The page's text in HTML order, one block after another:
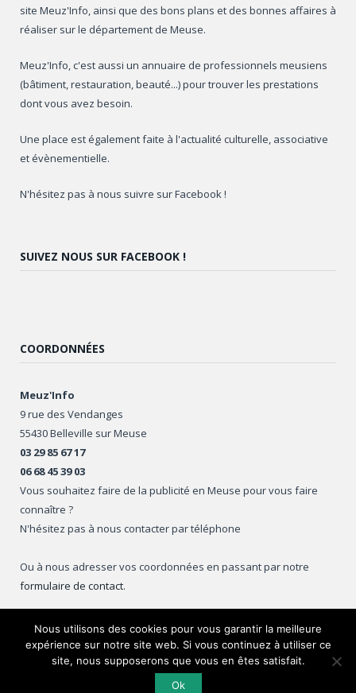
site Meuz'Info, ainsi que des bons plans et des bonnes affaires à
réaliser sur le département de Meuse.
Meuz'Info, c'est aussi un annuaire de professionnels meusiens
(bâtiment, restauration, beauté...) pour trouver les prestations
dont vous avez besoin.
Une place est également faite à l'actualité culturelle, associative
et évènementielle.
N'hésitez pas à nous suivre sur Facebook !
SUIVEZ NOUS SUR FACEBOOK !
COORDONNÉES
Meuz'Info
9 rue des Vendanges
55430 Belleville sur Meuse
03 29 85 67 17
06 68 45 39 03
Vous souhaitez faire de la publicité en Meuse pour vous faire
connaître ?
N'hésitez pas à nous contacter par téléphone
Ou à nous adresser vos coordonnées en passant par notre
formulaire de contact.
Copyright © 2016 Meuz'Info.
Ajouter un événement
Nous utilisons des cookies pour vous garantir la meilleure
expérience sur notre site web. Si vous continuez à utiliser ce
site, nous supposerons que vous en êtes satisfait.
Ok